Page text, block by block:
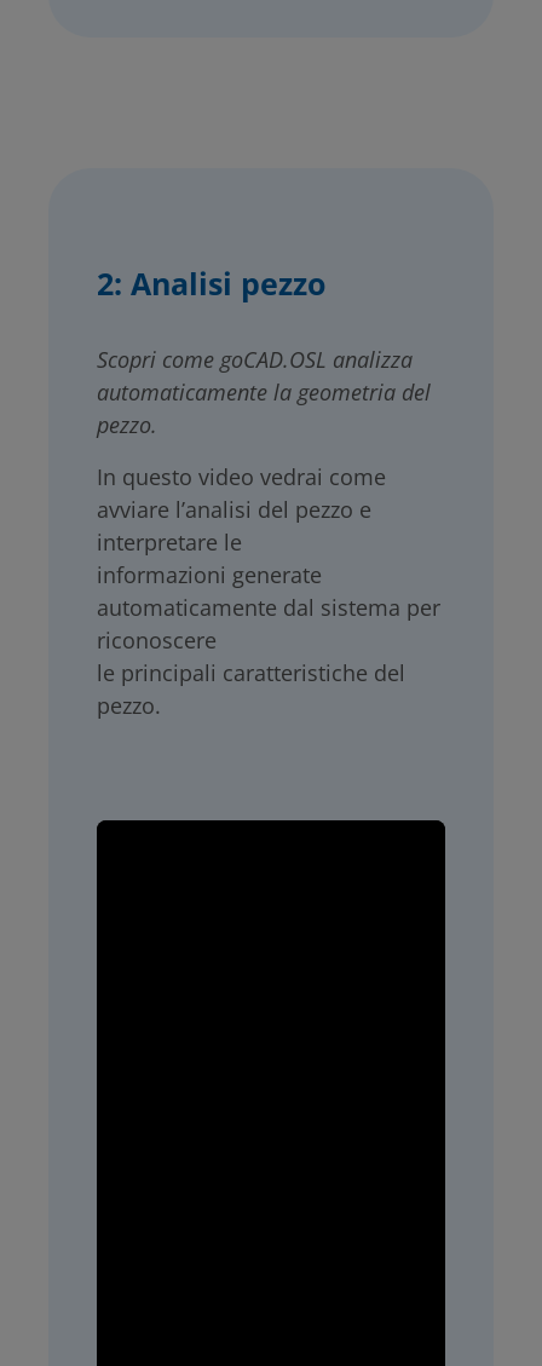
2: Analisi pezzo
Scopri come goCAD.OSL analizza
automaticamente la geometria del
pezzo.
In questo video vedrai come
avviare l’analisi del pezzo e
interpretare le
informazioni generate
automaticamente dal sistema per
riconoscere
le principali caratteristiche del
pezzo.